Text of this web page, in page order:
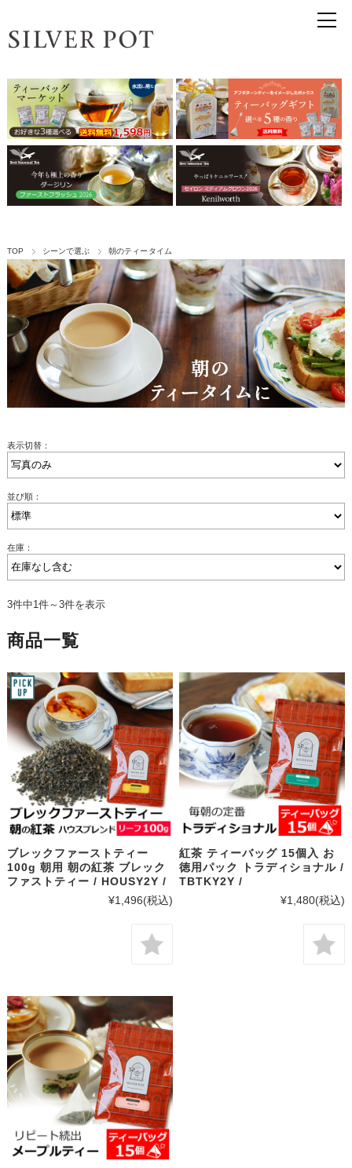
TOP シーンで選ぶ 朝のティータイム
表示切替：
並び順：
在庫：
3件中1件～3件を表示
商品一覧
ブレックファーストティー
100g 朝用 朝の紅茶 ブレック
ファストティー / HOUSY2Y /
¥1,496(税込)
紅茶 ティーバッグ 15個入 お
徳用パック トラディショナル /
TBTKY2Y /
¥1,480(税込)